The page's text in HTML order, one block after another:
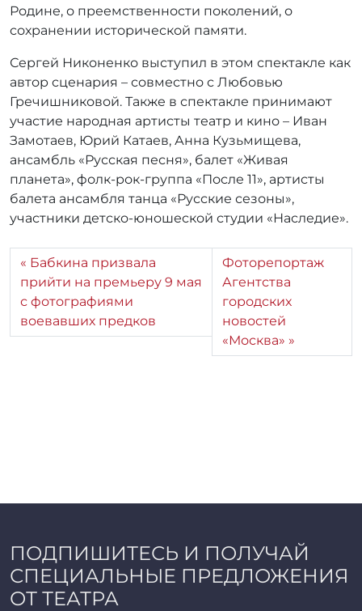
Родине, о преемственности поколений, о
сохранении исторической памяти.
Сергей Никоненко выступил в этом спектакле как
автор сценария – совместно с Любовью
Гречишниковой. Также в спектакле принимают
участие народная артисты театр и кино – Иван
Замотаев, Юрий Катаев, Анна Кузьмищева,
ансамбль «Русская песня», балет «Живая
планета», фолк-рок-группа «После 11», артисты
балета ансамбля танца «Русские сезоны»,
участники детско-юношеской студии «Наследие».
Бабкина призвала
прийти на премьеру 9 мая
с фотографиями
воевавших предков
Фоторепортаж
Агентства
городских
новостей
«Москва»
ПОДПИШИТЕСЬ И ПОЛУЧАЙ
СПЕЦИАЛЬНЫЕ ПРЕДЛОЖЕНИЯ
ОТ ТЕАТРА